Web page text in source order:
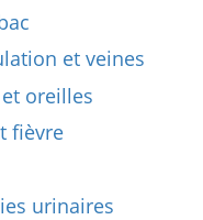
et veines
oreilles
fièvre
urinaires